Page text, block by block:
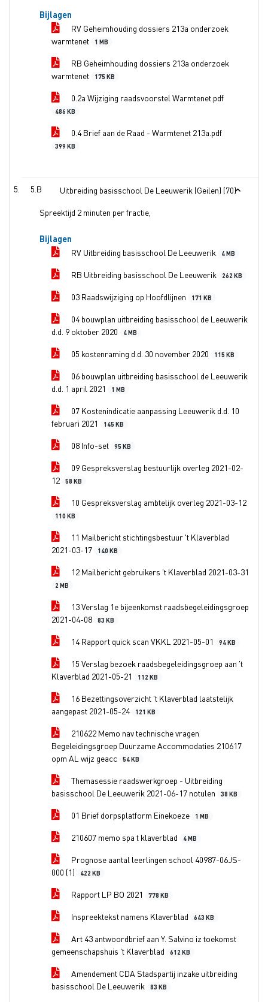
Bijlagen
RV Geheimhouding dossiers 213a onderzoek
warmtenet
1 MB
RB Geheimhouding dossiers 213a onderzoek
warmtenet
175 KB
0.2a Wijziging raadsvoorstel Warmtenet.pdf
486 KB
0.4 Brief aan de Raad - Warmtenet 213a.pdf
399 KB
5.B Uitbreiding basisschool De Leeuwerik (Geilen) (70)
Spreektijd 2 minuten per fractie,
Bijlagen
RV Uitbreiding basisschool De Leeuwerik
4 MB
RB Uitbreiding basisschool De Leeuwerik 262 KB
03 Raadswijziging op Hoofdlijnen 171 KB
04 bouwplan uitbreiding basisschool de Leeuwerik
d.d. 9 oktober 2020
4 MB
05 kostenraming d.d. 30 november 2020 115 KB
06 bouwplan uitbreiding basisschool de Leeuwerik
d.d. 1 april 2021
1 MB
07 Kostenindicatie aanpassing Leeuwerik d.d. 10
februari 2021
145 KB
08 Info-set 95 KB
09 Gespreksverslag bestuurlijk overleg 2021-02-
12
58 KB
10 Gespreksverslag ambtelijk overleg 2021-03-12
110 KB
11 Mailbericht stichtingsbestuur 't Klaverblad
2021-03-17
140 KB
12 Mailbericht gebruikers 't Klaverblad 2021-03-31
2 MB
13 Verslag 1e bijeenkomst raadsbegeleidingsgroep
2021-04-08
83 KB
14 Rapport quick scan VKKL 2021-05-01 94 KB
15 Verslag bezoek raadsbegeleidingsgroep aan 't
Klaverblad 2021-05-21
112 KB
16 Bezettingsoverzicht 't Klaverblad laatstelijk
aangepast 2021-05-24
121 KB
210622 Memo nav technische vragen
Begeleidingsgroep Duurzame Accommodaties 210617
opm AL wijz geacc
54 KB
Themasessie raadswerkgroep - Uitbreiding
basisschool De Leeuwerik 2021-06-17 notulen
38 KB
01 Brief dorpsplatform Einekoeze 1 MB
210607 memo spa t klaverblad 4 MB
Prognose aantal leerlingen school 40987-06JS-
000 (1)
422 KB
Rapport LP BO 2021 778 KB
Inspreektekst namens Klaverblad 643 KB
Art 43 antwoordbrief aan Y. Salvino iz toekomst
gemeenschapshuis 't Klaverblad
612 KB
Amendement CDA Stadspartij inzake uitbreiding
basisschool De Leeuwerik
83 KB